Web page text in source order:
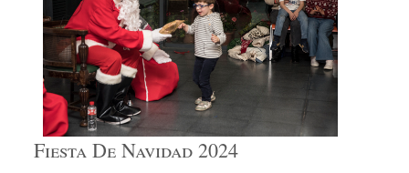
Fiesta De Navidad 2024